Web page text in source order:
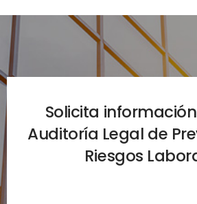
Solicita
Auditoría Legal de
Riesgos